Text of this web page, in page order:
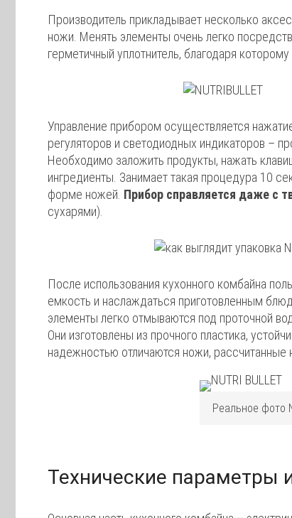
Производитель прикладывает несколько
ножи. Менять элементы очень легко
герметичный уплотнитель, благодаря
Управление прибором осуществляется
регуляторов и светодиодных индикаторов –
Необходимо заложить продукты, нажать
ингредиенты. Занимает такая процедура 10
форме ножей. Прибор справляется даже с
сухарями).
После использования кухонного комбайна
емкость и наслаждаться приготовленным
элементы легко отмываются под проточной
Они изготовлены из прочного пластика,
надежностью отличаются ножи, рассчитанные
Реальное фото
Технические параметры